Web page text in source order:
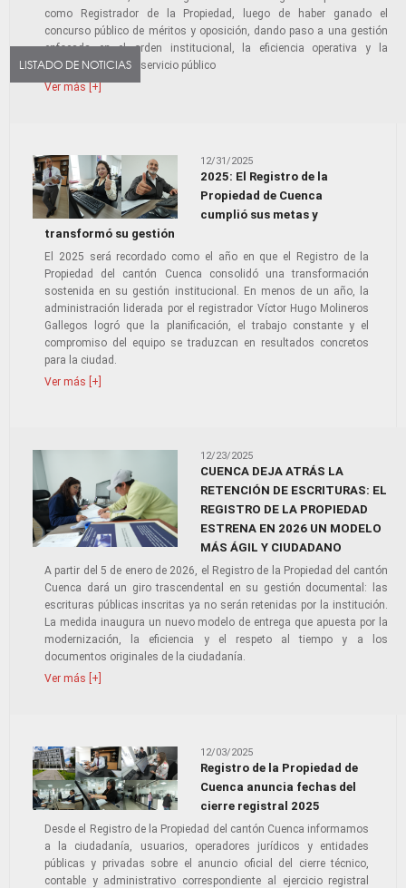
LISTADO DE NOTICIAS
como Registrador de la Propiedad, luego de haber ganado el
concurso público de méritos y oposición, dando paso a una gestión
enfocada en el orden institucional, la eficiencia operativa y la
transparencia en el servicio público
Ver más [+]
12/31/2025
2025: El Registro de la
Propiedad de Cuenca
cumplió sus metas y
transformó su gestión
El 2025 será recordado como el año en que el Registro de la
Propiedad del cantón Cuenca consolidó una transformación
sostenida en su gestión institucional. En menos de un año, la
administración liderada por el registrador Víctor Hugo Molineros
Gallegos logró que la planificación, el trabajo constante y el
compromiso del equipo se traduzcan en resultados concretos
para la ciudad.
Ver más [+]
12/23/2025
CUENCA DEJA ATRÁS LA
RETENCIÓN DE ESCRITURAS: EL
REGISTRO DE LA PROPIEDAD
ESTRENA EN 2026 UN MODELO
MÁS ÁGIL Y CIUDADANO
A partir del 5 de enero de 2026, el Registro de la Propiedad del cantón
Cuenca dará un giro trascendental en su gestión documental: las
escrituras públicas inscritas ya no serán retenidas por la institución.
La medida inaugura un nuevo modelo de entrega que apuesta por la
modernización, la eficiencia y el respeto al tiempo y a los
documentos originales de la ciudadanía.
Ver más [+]
12/03/2025
Registro de la Propiedad de
Cuenca anuncia fechas del
cierre registral 2025
Desde el Registro de la Propiedad del cantón Cuenca informamos
a la ciudadanía, usuarios, operadores jurídicos y entidades
públicas y privadas sobre el anuncio oficial del cierre técnico,
contable y administrativo correspondiente al ejercicio registral